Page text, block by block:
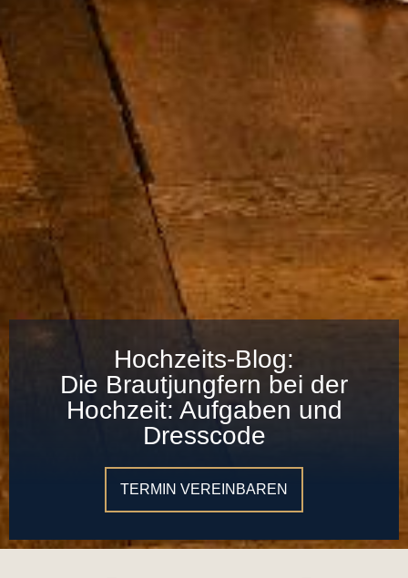
Hochzeits-Blog:
Die Brautjungfern bei der
Hochzeit: Aufgaben und
Dresscode
TERMIN VEREINBAREN